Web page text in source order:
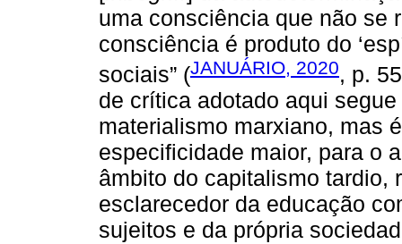
uma consciência que não se
consciência é produto do
sociais” (JANUÁRIO, 2020, p.
de crítica adotado aqui
materialismo marxiano, mas
especificidade maior, para o
âmbito do capitalismo tardio,
esclarecedor da educação
sujeitos e da própria